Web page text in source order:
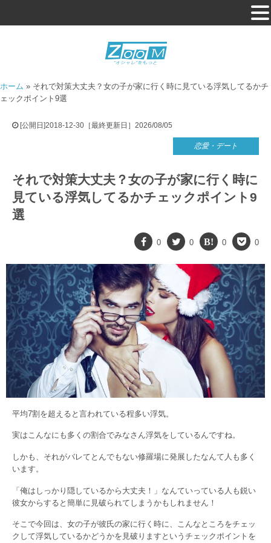
ホーム » それで対策大丈夫？女の子が家に行く時に見ている浮気してるかチ
ェックポイント9選
[公開日]2018-12-30［最終更新日］2026/08/05
恋愛・デート
それで対策大丈夫？女の子が家に行く時に
見ている浮気してるかチェックポイント9
選
0 0 0 0
平均7割を超えると言われている程多い浮気。
実はこんなにも多くの割合でみなさん浮気をしているんですね。
しかも、それがバレてとんでもない修羅場に発展したなんて人も多く
います。
「俺はしっかり隠しているから大丈夫！」なんていっている人も鋭い
彼女からすると簡単に見破られてしまうかもしれません！
そこで今回は、女の子が彼氏の家に行く時に、こんなところをチェッ
クして浮気しているかどうかを見破りますというチェックポイントを